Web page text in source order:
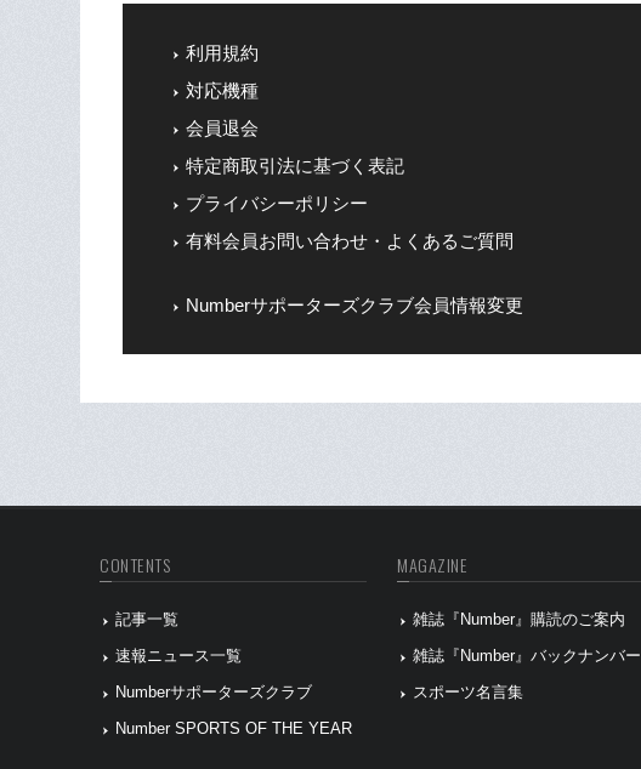
利用規約
対応機種
会員退会
特定商取引法に基づく表記
プライバシーポリシー
有料会員お問い合わせ・よくあるご質問
Numberサポーターズクラブ会員情報変更
CONTENTS
記事一覧
速報ニュース一覧
Numberサポーターズクラブ
Number SPORTS OF THE YEAR
MAGAZINE
雑誌『Number』購読のご案内
雑誌『Number』バックナンバー
スポーツ名言集